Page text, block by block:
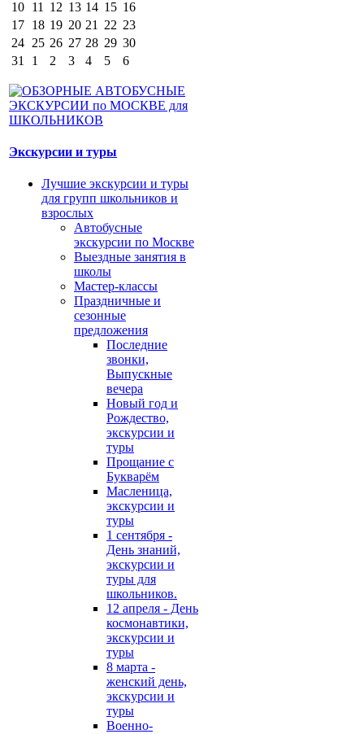
10 11 12 13 14 15 16
17 18 19 20 21 22 23
24 25 26 27 28 29 30
31
1 2 3 4 5 6
Экскурсии и туры
Лучшие экскурсии и туры
для групп школьников и
взрослых
Автобусные
экскурсии по Москве
Выездные занятия в
школы
Мастер-классы
Праздничные и
сезонные
предложения
Последние
звонки,
Выпускные
вечера
Новый год и
Рождество,
экскурсии и
туры
Прощание с
Букварём
Масленица,
экскурсии и
туры
1 сентября -
День знаний,
экскурсии и
туры для
школьников.
12 апреля - День
космонавтики,
экскурсии и
туры
8 марта -
женский день,
экскурсии и
туры
Военно-